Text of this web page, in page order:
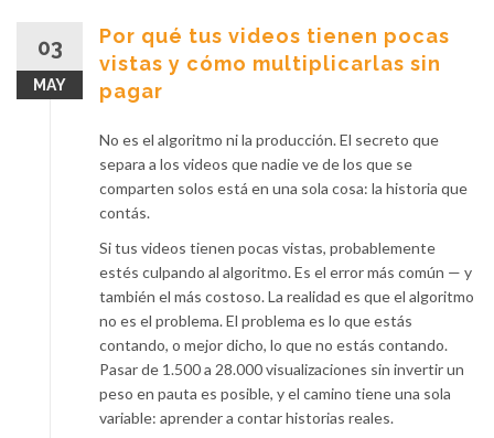
03
MAY
Por qué tus videos tienen pocas
vistas y cómo multiplicarlas sin
pagar
No es el algoritmo ni la producción. El secreto que
separa a los videos que nadie ve de los que se
comparten solos está en una sola cosa: la historia que
contás.
Si tus videos tienen pocas vistas, probablemente
estés culpando al algoritmo. Es el error más común — y
también el más costoso. La realidad es que el algoritmo
no es el problema. El problema es lo que estás
contando, o mejor dicho, lo que no estás contando.
Pasar de 1.500 a 28.000 visualizaciones sin invertir un
peso en pauta es posible, y el camino tiene una sola
variable: aprender a contar historias reales.